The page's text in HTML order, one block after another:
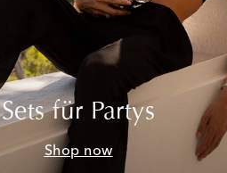
Sets für Partys
Shop now